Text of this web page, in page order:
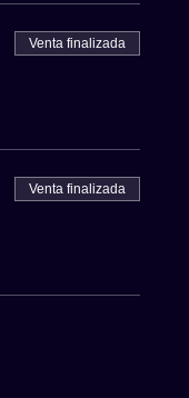
Venta finalizada
Venta finalizada